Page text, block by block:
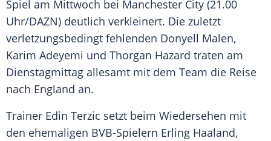
Spiel am Mittwoch bei Manchester City (21.00
Uhr/DAZN) deutlich verkleinert. Die zuletzt
verletzungsbedingt fehlenden Donyell Malen,
Karim Adeyemi und Thorgan Hazard traten am
Dienstagmittag allesamt mit dem Team die Reise
nach England an.
Trainer Edin Terzic setzt beim Wiedersehen mit
den ehemaligen BVB-Spielern Erling Haaland,